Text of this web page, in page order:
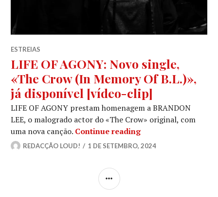
ESTREIAS
LIFE OF AGONY: Novo single,
«The Crow (In Memory Of B.L.)»,
já disponível [vídeo-clip]
LIFE OF AGONY prestam homenagem a BRANDON
LEE, o malogrado actor do «The Crow» original, com
uma nova canção. Continue readingLIFE OF AGONY:
REDACÇÃO LOUD! 1 DE SETEMBRO, 2024
SIDEBAR